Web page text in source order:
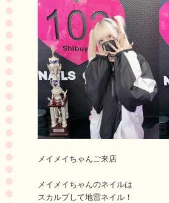
メイメイちゃんご来店
メイメイちゃんのネイルは
スカルプして地雷ネイル！